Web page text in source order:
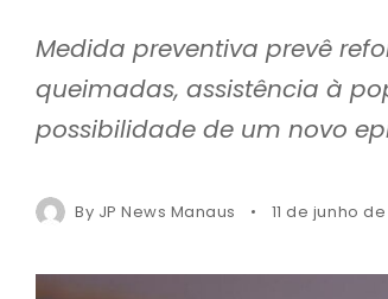
Medida preventiva prevê
queimadas, assistência à
possibilidade de um novo
By JP News Manaus 11 de junho